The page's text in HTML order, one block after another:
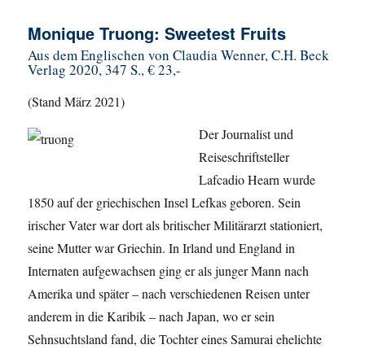
Monique Truong: Sweetest Fruits
Aus dem Englischen von Claudia Wenner, C.H. Beck
Verlag 2020, 347 S., € 23,-
(Stand März 2021)
Der Journalist und
Reiseschriftsteller
Lafcadio Hearn wurde
1850 auf der griechischen Insel Lefkas geboren. Sein
irischer Vater war dort als britischer Militärarzt stationiert,
seine Mutter war Griechin. In Irland und England in
Internaten aufgewachsen ging er als junger Mann nach
Amerika und später – nach verschiedenen Reisen unter
anderem in die Karibik – nach Japan, wo er sein
Sehnsuchtsland fand, die Tochter eines Samurai ehelichte